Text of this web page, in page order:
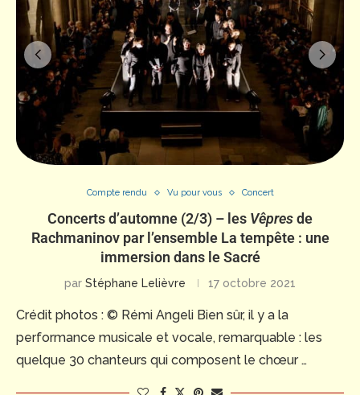
Compte rendu Vu pour vous Concert
Concerts d’automne (2/3) – les Vêpresde
Rachmaninov par l’ensemble La tempête : une
immersion dans le Sacré
par Stéphane Lelièvre 17 octobre 2021
Crédit photos : © Rémi Angeli Bien sûr, il y a la
performance musicale et vocale, remarquable : les
quelque 30 chanteurs qui composent le chœur …